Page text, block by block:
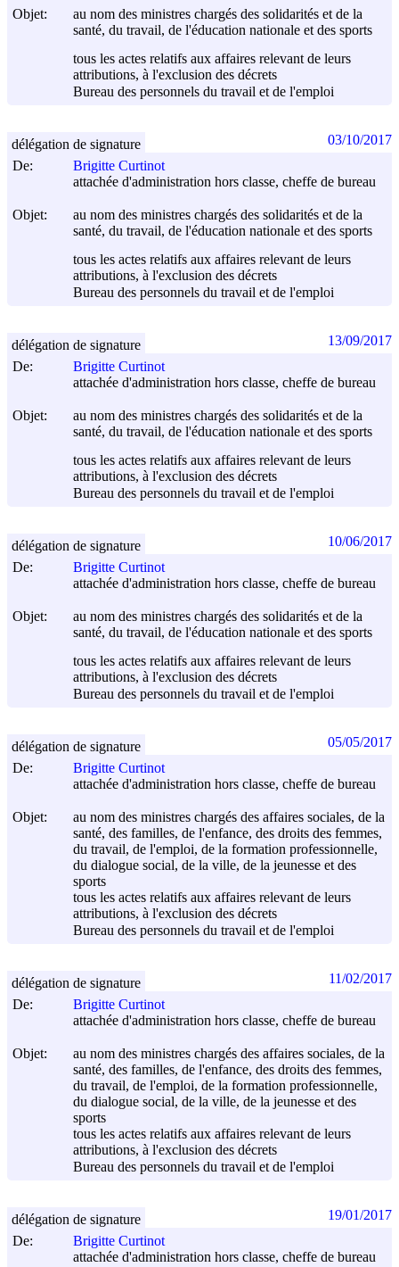
Objet:
au nom des ministres chargés des solidarités et de la
santé, du travail, de l'éducation nationale et des sports
tous les actes relatifs aux affaires relevant de leurs
attributions, à l'exclusion des décrets
Bureau des personnels du travail et de l'emploi
De:
Brigitte Curtinot
attachée d'administration hors classe, cheffe de bureau
Objet:
au nom des ministres chargés des solidarités et de la
santé, du travail, de l'éducation nationale et des sports
tous les actes relatifs aux affaires relevant de leurs
attributions, à l'exclusion des décrets
Bureau des personnels du travail et de l'emploi
délégation de signature 03/10/2017
De:
Brigitte Curtinot
attachée d'administration hors classe, cheffe de bureau
Objet:
au nom des ministres chargés des solidarités et de la
santé, du travail, de l'éducation nationale et des sports
tous les actes relatifs aux affaires relevant de leurs
attributions, à l'exclusion des décrets
Bureau des personnels du travail et de l'emploi
délégation de signature 13/09/2017
De:
Brigitte Curtinot
attachée d'administration hors classe, cheffe de bureau
Objet:
au nom des ministres chargés des solidarités et de la
santé, du travail, de l'éducation nationale et des sports
tous les actes relatifs aux affaires relevant de leurs
attributions, à l'exclusion des décrets
Bureau des personnels du travail et de l'emploi
délégation de signature 10/06/2017
De:
Brigitte Curtinot
attachée d'administration hors classe, cheffe de bureau
Objet:
au nom des ministres chargés des affaires sociales, de la
santé, des familles, de l'enfance, des droits des femmes,
du travail, de l'emploi, de la formation professionnelle,
du dialogue social, de la ville, de la jeunesse et des
sports
tous les actes relatifs aux affaires relevant de leurs
attributions, à l'exclusion des décrets
Bureau des personnels du travail et de l'emploi
délégation de signature 05/05/2017
De:
Brigitte Curtinot
attachée d'administration hors classe, cheffe de bureau
Objet:
au nom des ministres chargés des affaires sociales, de la
santé, des familles, de l'enfance, des droits des femmes,
du travail, de l'emploi, de la formation professionnelle,
du dialogue social, de la ville, de la jeunesse et des
sports
tous les actes relatifs aux affaires relevant de leurs
attributions, à l'exclusion des décrets
Bureau des personnels du travail et de l'emploi
délégation de signature 11/02/2017
De:
Brigitte Curtinot
attachée d'administration hors classe, cheffe de bureau
délégation de signature 19/01/2017